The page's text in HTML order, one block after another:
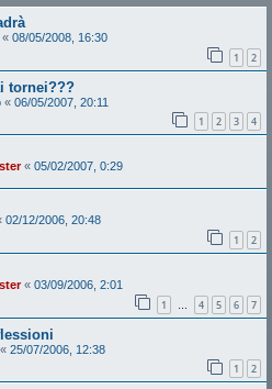
« 08/05/2008, 16:30
1 2
tornei???
« 06/05/2007, 20:11
1 2 3 4
« 05/02/2007, 0:29
02/12/2006, 20:48
1 2
« 03/09/2006, 2:01
1 … 4 5 6 7
« 25/07/2006, 12:38
1 2